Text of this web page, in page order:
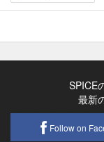
SPICE
最新
Follow on